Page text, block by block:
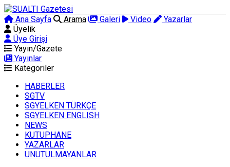
Ana Sayfa Arama Galeri Video
Yazarlar
Üyelik
Üye Girişi
Yayın/Gazete
Yayınlar
Kategoriler
HABERLER
SGTV
SGYELKEN TÜRKÇE
SGYELKEN ENGLISH
NEWS
KUTUPHANE
YAZARLAR
UNUTULMAYANLAR